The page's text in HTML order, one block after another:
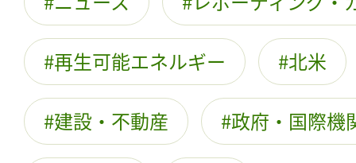
再生可能エネルギー 北米
建設・不動産 政府・国際機